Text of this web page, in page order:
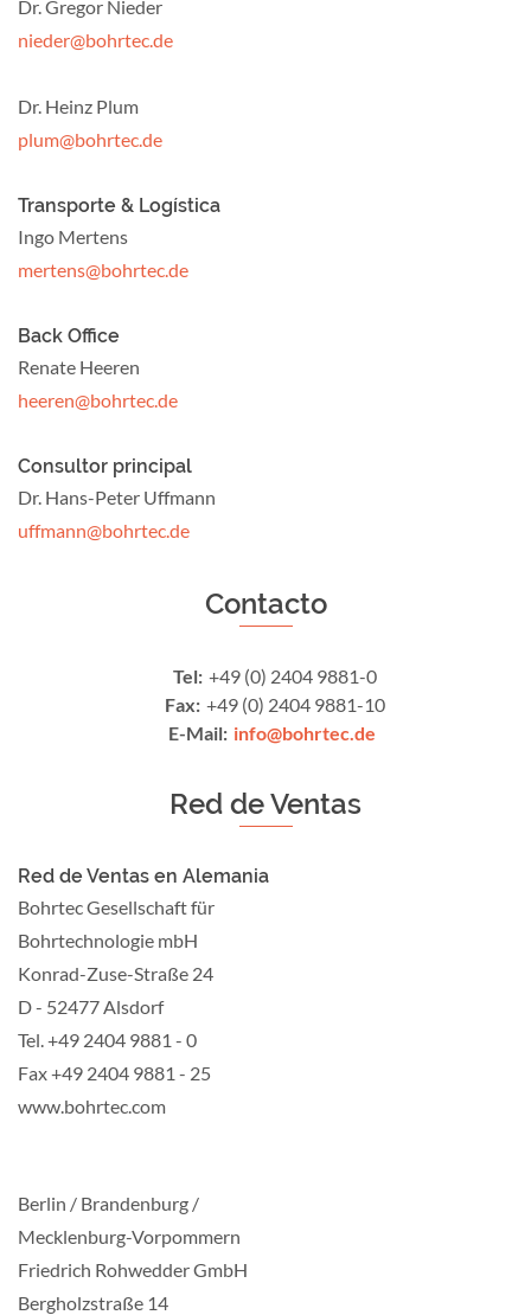
Dr. Gregor Nieder
nieder@bohrtec.de
Dr. Heinz Plum
plum@bohrtec.de
Transporte & Logística
Ingo Mertens
mertens@bohrtec.de
Back Office
Renate Heeren
heeren@bohrtec.de
Consultor principal
Dr. Hans-Peter Uffmann
uffmann@bohrtec.de
Contacto
Tel: +49 (0) 2404 9881-0
Fax: +49 (0) 2404 9881-10
E-Mail: info@bohrtec.de
Red de Ventas
Red de Ventas en Alemania
Bohrtec Gesellschaft für
Bohrtechnologie mbH
Konrad-Zuse-Straße 24
D - 52477 Alsdorf
Tel. +49 2404 9881 - 0
Fax +49 2404 9881 - 25
www.bohrtec.com
Berlin / Brandenburg /
Mecklenburg-Vorpommern
Friedrich Rohwedder GmbH
Bergholzstraße 14